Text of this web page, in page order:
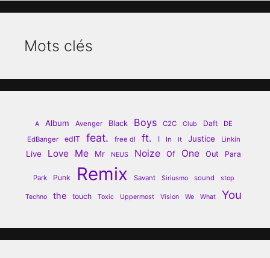
Mots clés
A Album Avenger Black Boys C2C Club Daft
DE
EdBanger
edIT feat. free dl ft. I In It Justice Linkin
Live Love Me Mr NEUS Noize Of One Out Para
Park Punk Remix Savant Siriusmo sound stop
Techno the touch Toxic Uppermost Vision We What You